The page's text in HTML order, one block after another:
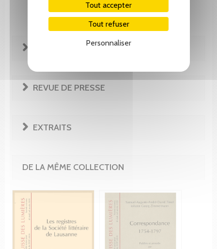
Tout accepter
Tout refuser
Personnaliser
FICHE TECHNIQUE
REVUE DE PRESSE
EXTRAITS
DE LA MÊME COLLECTION